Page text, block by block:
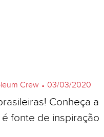
Crew • 03/03/2020
Conheça a
fonte de inspiração